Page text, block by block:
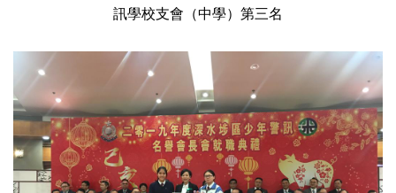
訊學校支會（中學）第三名